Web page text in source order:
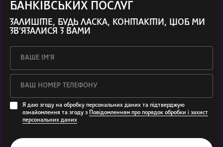
БАНКІВСЬКИХ ПОСЛУГ
ЗАЛИШТЕ, БУДЬ ЛАСКА, КОНТАКТИ, ЩОБ МИ
ЗВ’ЯЗАЛИСЯ З ВАМИ
Я даю згоду на обробку персональних даних та підтверджую
ознайомлення та згоду з Повідомленням про порядок обробки і захист
персональних даних